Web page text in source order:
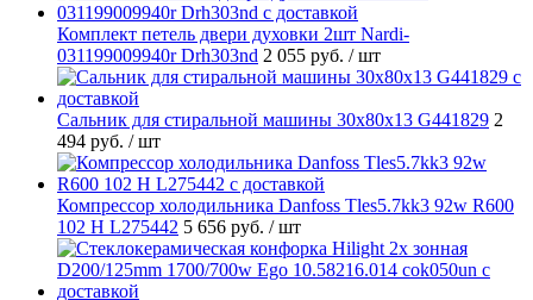
Комплект петель двери духовки 2шт Nardi-
031199009940r Drh303nd 2 055 руб. / шт
Cальник для стиральной машины 30x80x13 G441829 2
494 руб. / шт
Компрессор холодильника Danfoss Tles5.7kk3 92w R600
102 H L275442 5 656 руб. / шт